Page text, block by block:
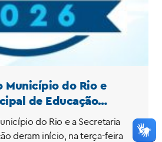
Município do Rio e
de Educação
do projeto Jovem
do Rio e a Secretaria
deram início, na terça-feira